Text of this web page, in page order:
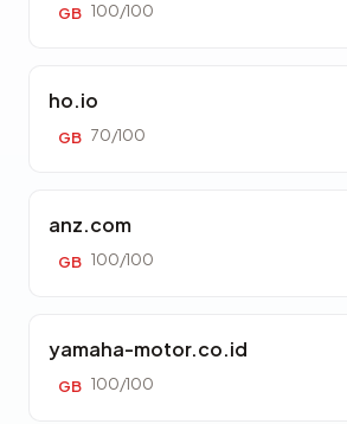
GB 100/100
ho.io
GB 70/100
anz.com
GB 100/100
yamaha-motor.co.id
GB 100/100